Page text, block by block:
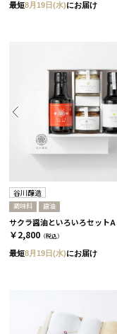
最短8月19日(水)にお届け
谷川醸造
調味料 醤油
￥2,800 （税込）
最短8月19日(水)にお届け